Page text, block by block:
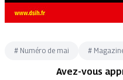
# Numéro de mai #
Avez-vous